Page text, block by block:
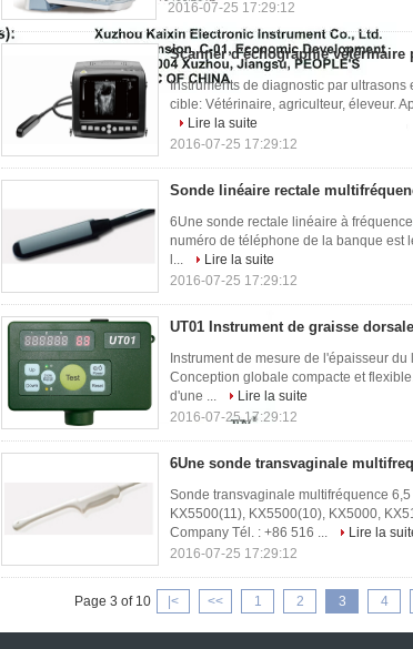
2016-07-25 17:29:12
Scanner d'échographie vétérinaire
Instruments de diagnostic par
cible: Vétérinaire, agriculteur, éleveur.
Lire la suite
2016-07-25 17:29:12
Sonde linéaire rectale
6Une sonde rectale linéaire à
numéro de téléphone de la banque est
l...
Lire la suite
2016-07-25 17:29:12
UT01 Instrument de graisse
Instrument de mesure de l'épaisseur
Conception globale compacte et
d'une ...
Lire la suite
2016-07-25 17:29:12
6Une sonde transvaginale
Sonde transvaginale multifréquence
KX5500(11), KX5500(10), KX5000,
Company Tél. : +86 516 ...
Lire la
2016-07-25 17:29:12
Page 3 of 10 |< << 1 2 3 4